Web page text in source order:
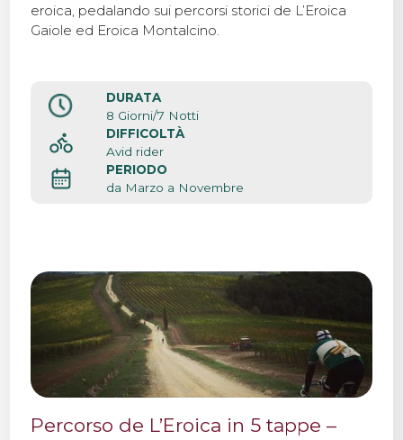
eroica, pedalando sui percorsi storici de L’Eroica
Gaiole ed Eroica Montalcino.
DURATA
8 Giorni/7 Notti
DIFFICOLTÀ
Avid rider
PERIODO
da Marzo a Novembre
Percorso de L’Eroica in 5 tappe –